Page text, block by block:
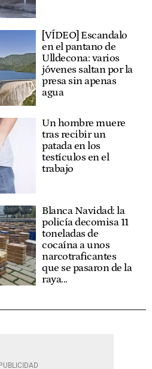
[VÍDEO] Escandalo
en el pantano de
Ulldecona: varios
jóvenes saltan por la
presa sin apenas
agua
Un hombre muere
tras recibir un
patada en los
testículos en el
trabajo
Blanca Navidad: la
policía decomisa 11
toneladas de
cocaína a unos
narcotraficantes
que se pasaron de la
raya...